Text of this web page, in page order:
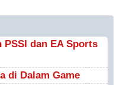
dan EA Sports
di Dalam Game